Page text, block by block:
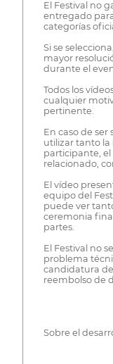
El Festival no
entregado
categorías
Si se
mayor
durante el
Todos los
cualquier
pertinente.
En caso de
utilizar tanto
participante,
relacionado,
El vídeo
equipo del
puede ver
ceremonia
partes.
El Festival no
problema
candidatura
reembolso de
Sobre el